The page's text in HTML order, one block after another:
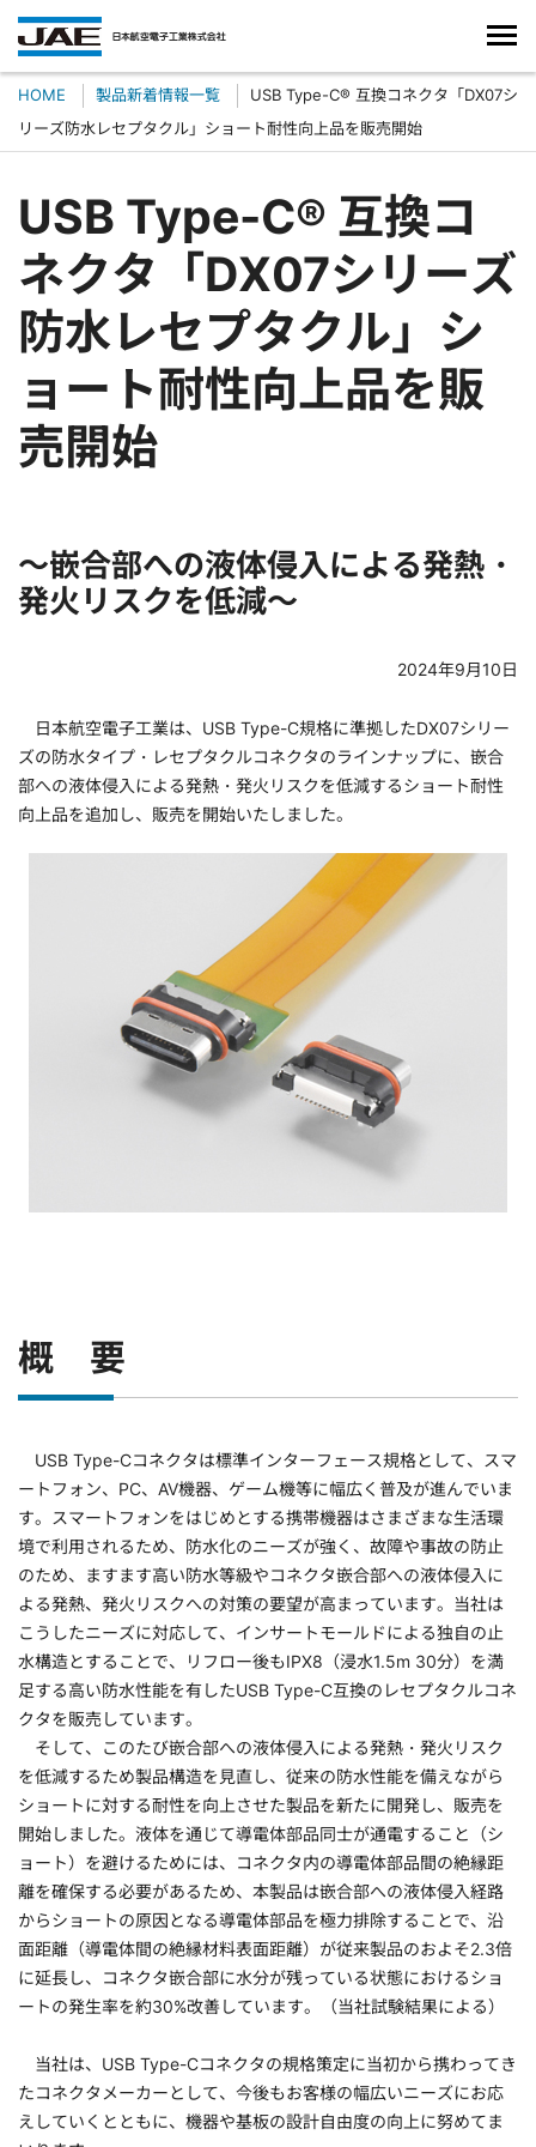
HOME 製品新着情報一覧
USB Type-C® 互換コネクタ「DX07シ
リーズ防水レセプタクル」ショート耐性向上品を販売開始
USB Type-C® 互換コ
ネクタ「DX07シリーズ
防水レセプタクル」シ
ョート耐性向上品を販
売開始
～嵌合部への液体侵入による発熱・
発火リスクを低減～
2024年9月10日
日本航空電子工業は、USB Type-C規格に準拠したDX07シリー
ズの防水タイプ・レセプタクルコネクタのラインナップに、嵌合
部への液体侵入による発熱・発火リスクを低減するショート耐性
向上品を追加し、販売を開始いたしました。
概 要
USB Type-Cコネクタは標準インターフェース規格として、スマ
ートフォン、PC、AV機器、ゲーム機等に幅広く普及が進んでいま
す。スマートフォンをはじめとする携帯機器はさまざまな生活環
境で利用されるため、防水化のニーズが強く、故障や事故の防止
のため、ますます高い防水等級やコネクタ嵌合部への液体侵入に
よる発熱、発火リスクへの対策の要望が高まっています。当社は
こうしたニーズに対応して、インサートモールドによる独自の止
水構造とすることで、リフロー後もIPX8（浸水1.5m 30分）を満
足する高い防水性能を有したUSB Type-C互換のレセプタクルコネ
クタを販売しています。
そして、このたび嵌合部への液体侵入による発熱・発火リスク
を低減するため製品構造を見直し、従来の防水性能を備えながら
ショートに対する耐性を向上させた製品を新たに開発し、販売を
開始しました。液体を通じて導電体部品同士が通電すること（シ
ョート）を避けるためには、コネクタ内の導電体部品間の絶縁距
離を確保する必要があるため、本製品は嵌合部への液体侵入経路
からショートの原因となる導電体部品を極力排除することで、沿
面距離（導電体間の絶縁材料表面距離）が従来製品のおよそ2.3倍
に延長し、コネクタ嵌合部に水分が残っている状態におけるショ
ートの発生率を約30%改善しています。（当社試験結果による）
当社は、USB Type-Cコネクタの規格策定に当初から携わってき
たコネクタメーカーとして、今後もお客様の幅広いニーズにお応
えしていくとともに、機器や基板の設計自由度の向上に努めてま